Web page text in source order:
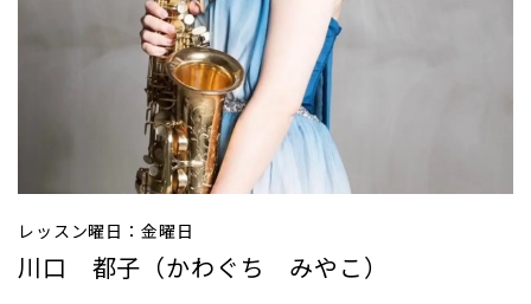
レッスン曜日：金曜日
川口 都子（かわぐち みやこ）